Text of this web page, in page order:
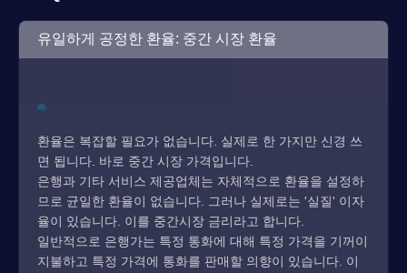
유일하게 공정한 환율: 중간 시장 환율
환율은 복잡할 필요가 없습니다. 실제로 한 가지만 신경 쓰
면 됩니다. 바로 중간 시장 가격입니다.
은행과 기타 서비스 제공업체는 자체적으로 환율을 설정하
므로 균일한 환율이 없습니다. 그러나 실제로는 '실질' 이자
율이 있습니다. 이를 중간시장 금리라고 합니다.
일반적으로 은행가는 특정 통화에 대해 특정 가격을 기꺼이
지불하고 특정 가격에 통화를 판매할 의향이 있습니다. 이